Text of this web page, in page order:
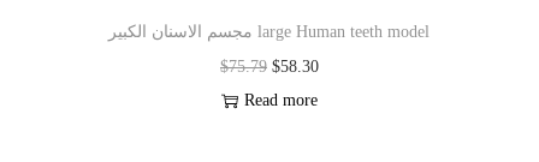
مجسم الاسنان الكبير large Human teeth model
$75.79 $58.30
Read more